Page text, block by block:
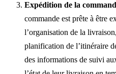
Expédition de la
commande est prête à être
l’organisation de la
planification de l’itinéraire
des informations de suivi